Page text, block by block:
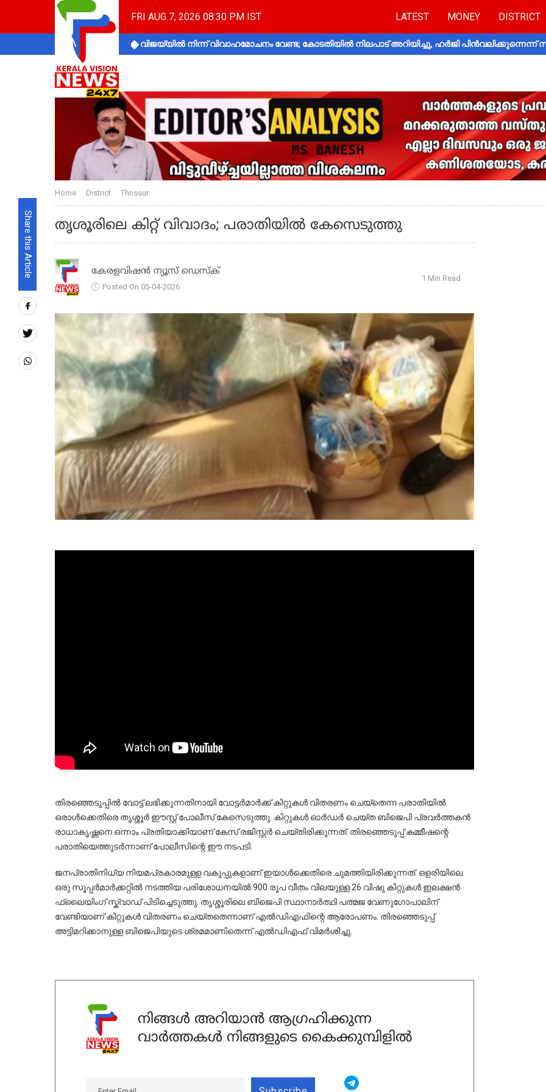
FRI AUG 7, 2026 08:30 PM IST LATEST MONEY DISTRICT
വിജയ്‌യിൽ നിന്ന് വിവാഹമോചനം വേണ്ട; കോടതിയിൽ നിലപാട് അറിയിച്ചു, ഹർജി പിൻവലിക്കുന്നെന്ന്
Share this Article
Home District Thrissur
തൃശൂരിലെ കിറ്റ് വിവാദം; പരാതിയില്‍ കേസെടുത്തു
കേരളവിഷൻ ന്യൂസ് ഡെസ്‌ക്
Posted On 05-04-2026
1 Min Read
തിരഞ്ഞെടുപ്പിൽ വോട്ട് ലഭിക്കുന്നതിനായി വോട്ടർമാർക്ക് കിറ്റുകൾ വിതരണം ചെയ്തെന്ന പരാതിയിൽ
ഒരാൾക്കെതിരെ തൃശ്ശൂർ ഈസ്റ്റ് പോലീസ് കേസെടുത്തു. കിറ്റുകൾ ഓർഡർ ചെയ്ത ബിജെപി പ്രവർത്തകൻ
രാധാകൃഷ്ണനെ ഒന്നാം പ്രതിയാക്കിയാണ് കേസ് രജിസ്റ്റർ ചെയ്തിരിക്കുന്നത്. തിരഞ്ഞെടുപ്പ് കമ്മീഷന്റെ
പരാതിയെത്തുടർന്നാണ് പോലീസിന്റെ ഈ നടപടി.
ജനപ്രാതിനിധ്യ നിയമപ്രകാരമുള്ള വകുപ്പുകളാണ് ഇയാൾക്കെതിരെ ചുമത്തിയിരിക്കുന്നത്. ഒളരിയിലെ
ഒരു സൂപ്പർമാർക്കറ്റിൽ നടത്തിയ പരിശോധനയിൽ 900 രൂപ വീതം വിലയുള്ള 26 വിഷു കിറ്റുകൾ ഇലക്ഷൻ
ഫ്ലൈയിംഗ് സ്ക്വാഡ് പിടിച്ചെടുത്തു. തൃശ്ശൂരിലെ ബിജെപി സ്ഥാനാർത്ഥി പത്മജ വേണുഗോപാലിന്
വേണ്ടിയാണ് കിറ്റുകൾ വിതരണം ചെയ്തതെന്നാണ് എൽഡിഎഫിന്റെ ആരോപണം. തിരഞ്ഞെടുപ്പ്
അട്ടിമറിക്കാനുള്ള ബിജെപിയുടെ ശ്രമമാണിതെന്ന് എൽഡിഎഫ് വിമർശിച്ചു.
നിങ്ങൾ അറിയാൻ ആഗ്രഹിക്കുന്ന
വാർത്തകൾ നിങ്ങളുടെ കൈക്കുമ്പിളിൽ